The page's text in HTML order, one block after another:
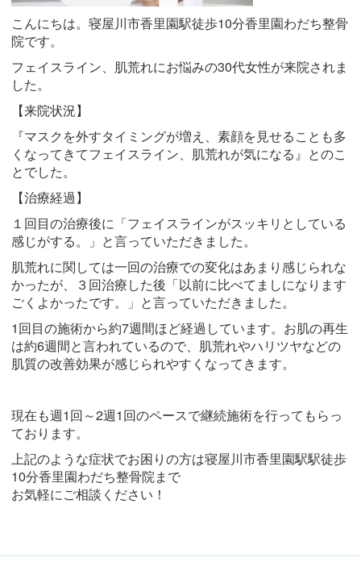
こんにちは。寝屋川市香里園駅徒歩10分香里園わだち整骨
院です。
フェイスライン、肌荒れにお悩みの30代女性が来院されま
した。
【来院状況】
『マスクを外すタイミングが増え、素顔を見せることも多
くなってきてフェイスライン、肌荒れが気になる』とのこ
とでした。
【治療経過】
１回目の治療後に「フェイスラインがスッキリとしている
感じがする。」と言っていただきました。
肌荒れに関しては一回の治療での変化はあまり感じられな
かったが、３回治療した後「以前に比べてましになります
ごくよかったです。」と言っていただきました。
1回目の施術から約7週間ほど経過しています。お肌の再生
は約6週間と言われているので、肌荒れやハリツヤなどの
肌質の改善効果が感じられやすくなってきます。
現在も週1回～2週1回のペースで継続施術を行ってもらっ
ております。
上記のような症状でお困りの方は寝屋川市香里園駅駅徒歩
10分香里園わだち整骨院まで
お気軽にご相談ください！